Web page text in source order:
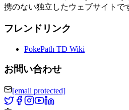
携のない独立したウェブサイトで
フレンドリンク
PokePath TD Wiki
お問い合わせ
[email protected]